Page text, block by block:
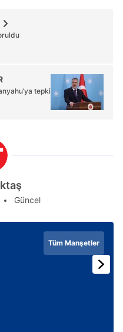
tepki
Güncel
Tüm Manşetler